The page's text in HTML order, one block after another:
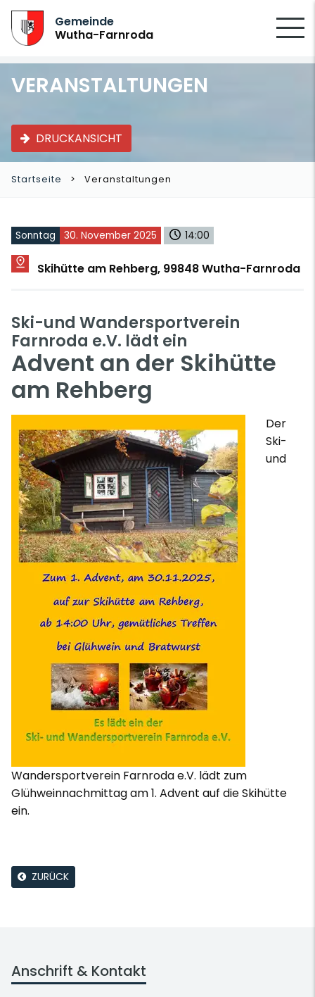
Gemeinde
Wutha-Farnroda
VERANSTALTUNGEN
DRUCKANSICHT
Startseite Veranstaltungen
Sonntag 30. November 2025 14:00
Skihütte am Rehberg, 99848 Wutha-Farnroda
Ski-und Wandersportverein
Farnroda e.V. lädt ein
Advent an der Skihütte
am Rehberg
Der
Ski-
und
Wandersportverein Farnroda e.V. lädt zum
Glühweinnachmittag am 1. Advent auf die Skihütte
ein.
ZURÜCK
Anschrift & Kontakt